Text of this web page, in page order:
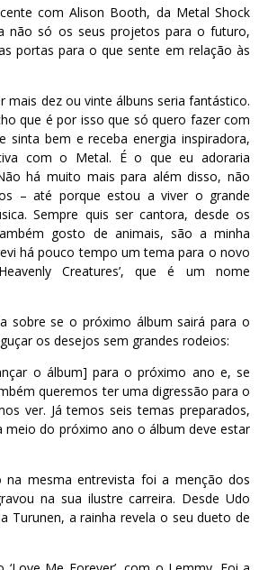
com Alison Booth, da Metal Shock
não só os seus projetos para o futuro,
portas para o que sente em relação às
mais dez ou vinte álbuns seria fantástico.
que é por isso que só quero fazer com
sinta bem e receba energia inspiradora,
com o Metal. É o que eu adoraria
há muito mais para além disso, não
– até porque estou a viver o grande
Sempre quis ser cantora, desde os
gosto de animais, são a minha
há pouco tempo um tema para o novo
Creatures’, que é um nome
sobre se o próximo álbum sairá para o
os desejos sem grandes rodeios:
o álbum] para o próximo ano e, se
queremos ter uma digressão para o
ver. Já temos seis temas preparados,
meio do próximo ano o álbum deve estar
na mesma entrevista foi a menção dos
na sua ilustre carreira. Desde Udo
Turunen, a rainha revela o seu dueto de